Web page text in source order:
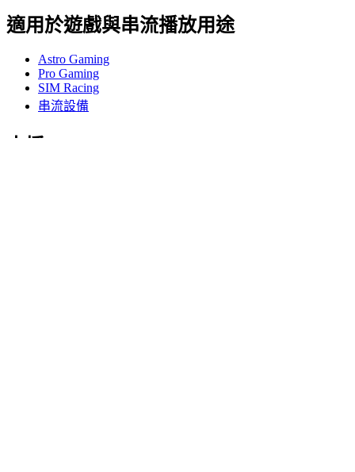
適用於遊戲與串流播放用途
Astro Gaming
Pro Gaming
SIM Racing
串流設備